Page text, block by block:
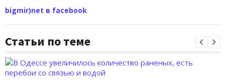
bigmir)net в facebook
Статьи по теме